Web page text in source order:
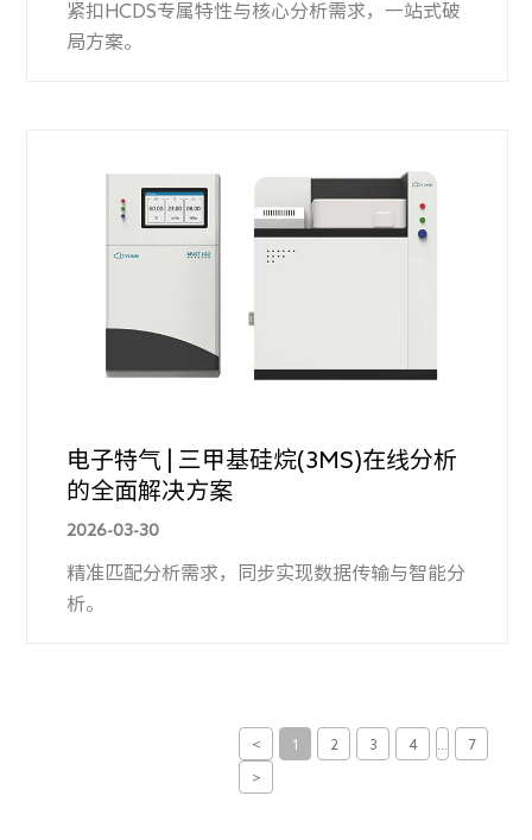
紧扣HCDS专属特性与核心分析需求，一站式破
局方案。
电子特气 | 三甲基硅烷(3MS)在线分析
的全面解决方案
2026-03-30
精准匹配分析需求，同步实现数据传输与智能分
析。
< 1 2 3 4 7
>